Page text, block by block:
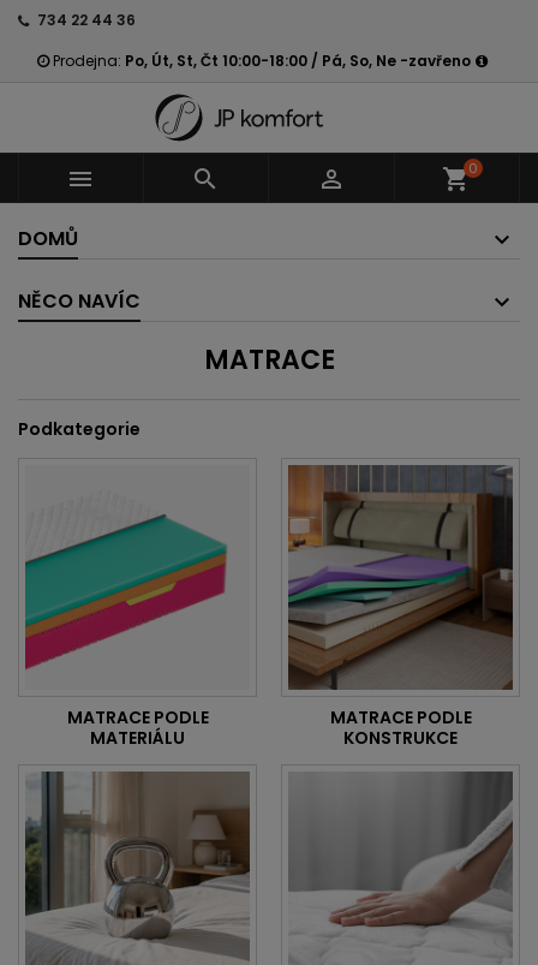
734 22 44 36
Prodejna: Po, Út, St, Čt 10:00-18:00 / Pá, So, Ne -zavřeno
   shopping_cart0
DOMŮ
NĚCO NAVÍC
MATRACE
Podkategorie
MATRACE PODLE
MATERIÁLU
MATRACE PODLE
KONSTRUKCE